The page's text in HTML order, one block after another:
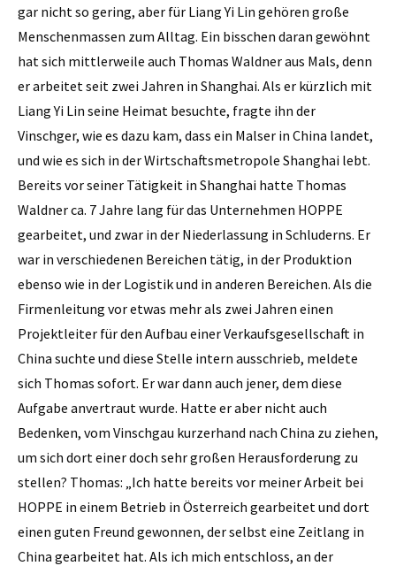
gar nicht so gering, aber für Liang Yi Lin gehören ­große
Menschenmassen zum Alltag. Ein bisschen daran gewöhnt
hat sich mittlerweile auch Thomas Waldner aus Mals, denn
er arbeitet seit zwei Jahren in Shanghai. Als er kürzlich mit
Liang Yi Lin seine Heimat besuchte, fragte ihn der
Vinschger, wie es dazu kam, dass ein Malser in China landet,
und wie es sich in der Wirtschaftsmetropole Shanghai lebt.
Bereits vor seiner Tätigkeit in Shanghai hatte Thomas
Waldner ca. 7 Jahre lang für das Unternehmen HOPPE
gearbeitet, und zwar in der Niederlassung in Schluderns. Er
war in verschiedenen Bereichen tätig, in der Produktion
ebenso wie in der Logistik und in anderen Bereichen. Als die
Firmenleitung vor etwas mehr als zwei Jahren einen
Projektleiter für den Aufbau einer Verkaufsgesellschaft in
China suchte und diese Stelle intern ausschrieb, meldete
sich Thomas sofort. Er war dann auch jener, dem diese
Aufgabe anvertraut wurde. Hatte er aber nicht auch
Bedenken, vom Vinschgau kurzerhand nach China zu ziehen,
um sich dort einer doch sehr großen Herausforderung zu
stellen? Thomas: „Ich hatte bereits vor meiner Arbeit bei
HOPPE in einem Betrieb in Österreich gearbeitet und dort
einen guten Freund gewonnen, der selbst eine Zeitlang in
China gearbeitet hat. Als ich mich entschloss, an der